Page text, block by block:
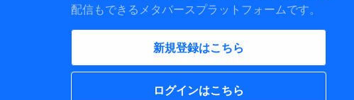
配信もできるメタバースプラットフォームです。
新規登録はこちら
ログインはこちら